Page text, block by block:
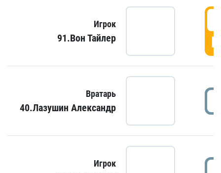
Игрок
91.Вон Тайлер
Вратарь
40.Лазушин Александр
Игрок